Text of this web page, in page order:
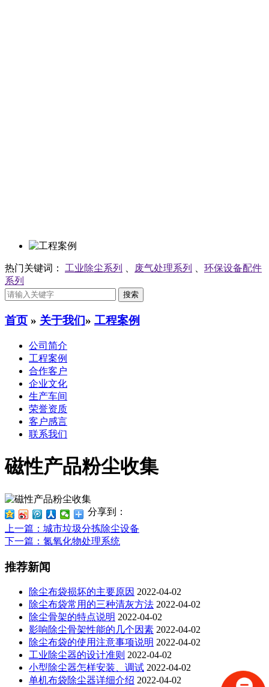
热门关键词： 工业除尘系列 废气处理系列
环保设备配件
系列
首页 » 关于我们» 工程案例
公司简介
工程案例
合作客户
企业文化
生产车间
荣誉资质
客户感言
联系我们
磁性产品粉尘收集
分享到：
上一篇 ：城市垃圾分拣除尘设备
下一篇 ：氮氧化物处理系统
推荐新闻
除尘布袋损坏的主要原因 2022-04-02
除尘布袋常用的三种清灰方法 2022-04-02
除尘骨架的特点说明 2022-04-02
影响除尘骨架性能的几个因素 2022-04-02
除尘布袋的使用注意事项说明 2022-04-02
工业除尘器的设计准则 2022-04-02
小型除尘器怎样安装、调试 2022-04-02
单机布袋除尘器详细介绍 2022-04-02